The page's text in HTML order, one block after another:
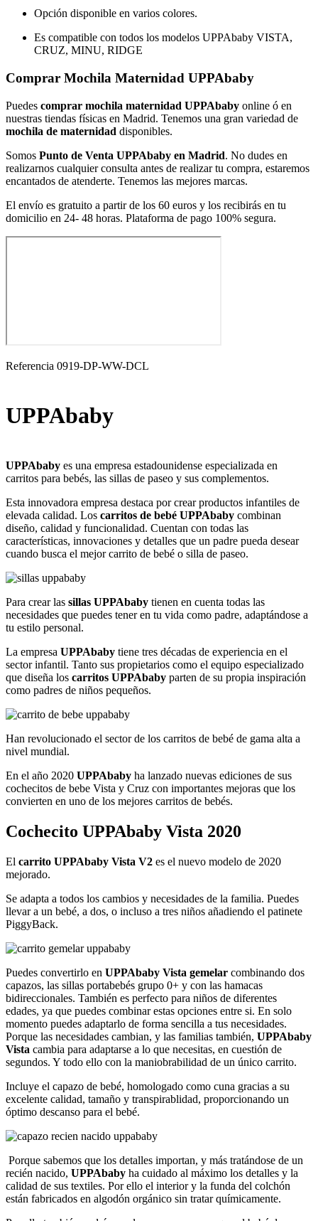
Opción disponible en varios colores.
Es compatible con todos los modelos UPPAbaby VISTA,
CRUZ, MINU, RIDGE
Comprar Mochila Maternidad UPPAbaby
Puedes comprar mochila maternidad UPPAbaby online ó en
nuestras tiendas físicas en Madrid. Tenemos una gran variedad de
mochila de maternidad disponibles.
Somos Punto de Venta UPPAbaby en Madrid. No dudes en
realizarnos cualquier consulta antes de realizar tu compra, estaremos
encantados de atenderte. Tenemos las mejores marcas.
El envío es gratuito a partir de los 60 euros y los recibirás en tu
domicilio en 24- 48 horas. Plataforma de pago 100% segura.
Referencia 0919-DP-WW-DCL
UPPAbaby
UPPAbaby es una empresa estadounidense especializada en
carritos para bebés, las sillas de paseo y sus complementos.
Esta innovadora empresa destaca por crear productos infantiles de
elevada calidad. Los carritos de bebé UPPAbaby combinan
diseño, calidad y funcionalidad. Cuentan con todas las
características, innovaciones y detalles que un padre pueda desear
cuando busca el mejor carrito de bebé o silla de paseo.
Para crear las sillas UPPAbaby tienen en cuenta todas las
necesidades que puedes tener en tu vida como padre, adaptándose a
tu estilo personal.
La empresa UPPAbaby tiene tres décadas de experiencia en el
sector infantil. Tanto sus propietarios como el equipo especializado
que diseña los carritos UPPAbaby parten de su propia inspiración
como padres de niños pequeños.
Han revolucionado el sector de los carritos de bebé de gama alta a
nivel mundial.
En el año 2020 UPPAbaby ha lanzado nuevas ediciones de sus
cochecitos de bebe Vista y Cruz con importantes mejoras que los
convierten en uno de los mejores carritos de bebés.
Cochecito UPPAbaby Vista 2020
El carrito UPPAbaby Vista V2 es el nuevo modelo de 2020
mejorado.
Se adapta a todos los cambios y necesidades de la familia. Puedes
llevara un bebé, a dos, o incluso a tres niños añadiendo el patinete
PiggyBack.
Puedes convertirlo en UPPAbaby Vista gemelar combinando dos
capazos, las sillas portabebés grupo 0+ y con las hamacas
bidireccionales. También es perfecto para niños de diferentes
edades, ya que puedes combinar estas opciones entre si. En solo
momento puedes adaptarlo de forma sencilla a tus necesidades.
Porque las necesidades cambian, y las familias también, UPPAbaby
Vista cambia para adaptarse a lo que necesitas, en cuestión de
segundos. Y todo ello con la maniobrabilidad de un único carrito.
Incluye el capazo de bebé, homologado como cuna gracias a su
excelente calidad, tamaño y transpirablidad, proporcionando un
óptimo descanso para el bebé.
Porque sabemos que los detalles importan, y más tratándose de un
recién nacido, UPPAbaby ha cuidado al máximo los detalles y la
calidad de sus textiles. Por ello el interior y la funda del colchón
están fabricados en algodón orgánico sin tratar químicamente.